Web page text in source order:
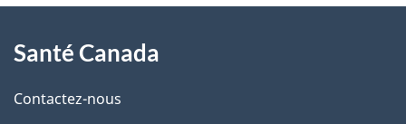
d
i
l
propos
de
Santé Canada
Contactez-nous